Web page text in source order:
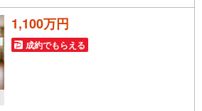
1,100万円
成約でもらえる